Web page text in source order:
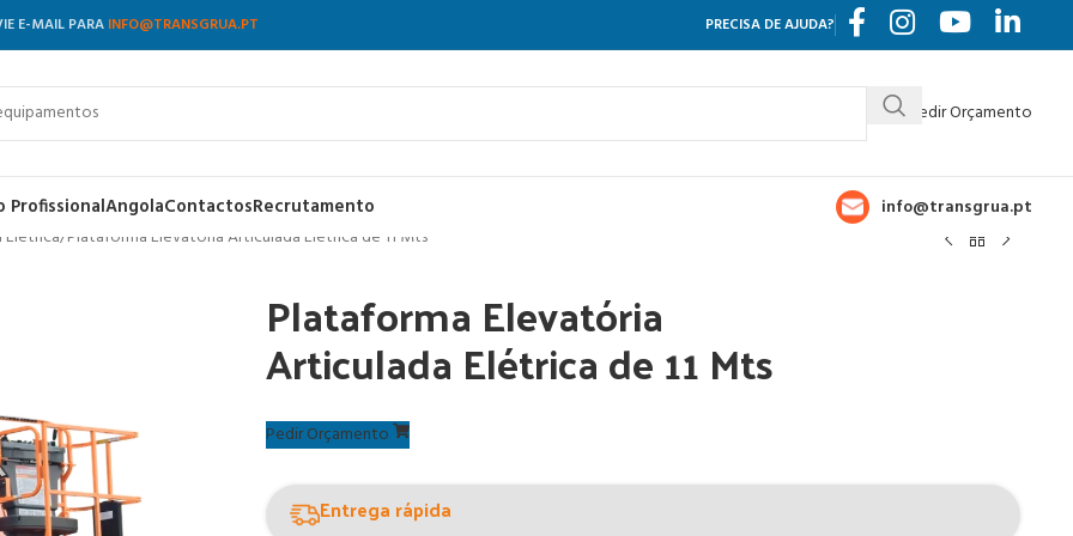
E-MAIL PARA INFO@TRANSGRUA.PT PRECISA DE AJUDA?
Pedir Orçamento
ProfissionalAngolaContactosRecrutamento
info@transgrua.pt
Plataforma Elevatória Articulada Elétrica de 11 Mts
Plataforma Elevatória
Articulada Elétrica de 11 Mts
Pedir Orçamento
Entrega rápida